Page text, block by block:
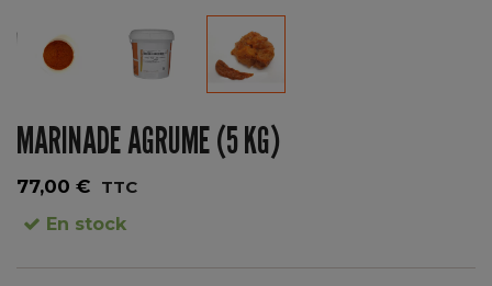
MARINADE AGRUME (5 KG)
77,00 € TTC
En stock